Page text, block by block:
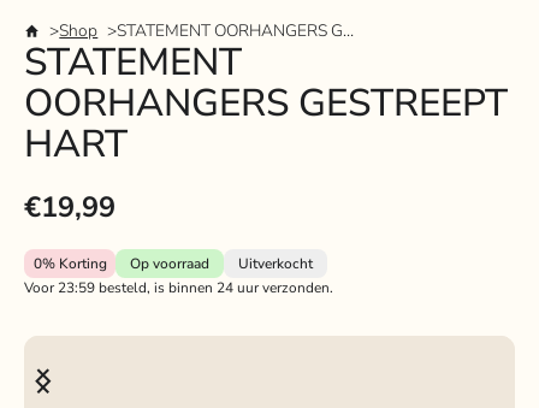
Shop STATEMENT OORHANGERS GESTREEPT HART
STATEMENT
OORHANGERS GESTREEPT
HART
€19,99
0%Korting Op voorraad
Uitverkocht
Voor 23:59 besteld, is binnen 24 uur verzonden.